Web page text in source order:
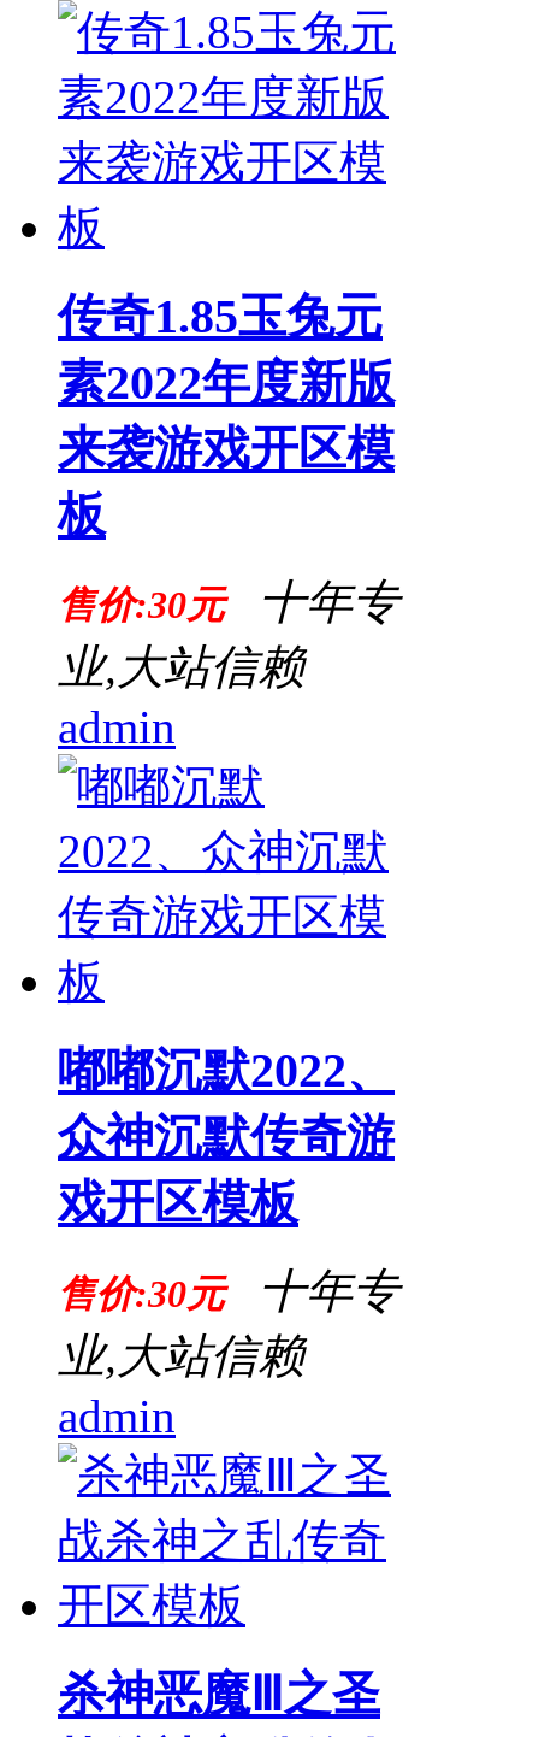
传奇1.85玉兔元
素2022年度新版
来袭游戏开区模
板
售价:30元
十年专
业,大站信赖
admin
嘟嘟沉默2022、
众神沉默传奇游
戏开区模板
售价:30元
十年专
业,大站信赖
admin
杀神恶魔Ⅲ之圣